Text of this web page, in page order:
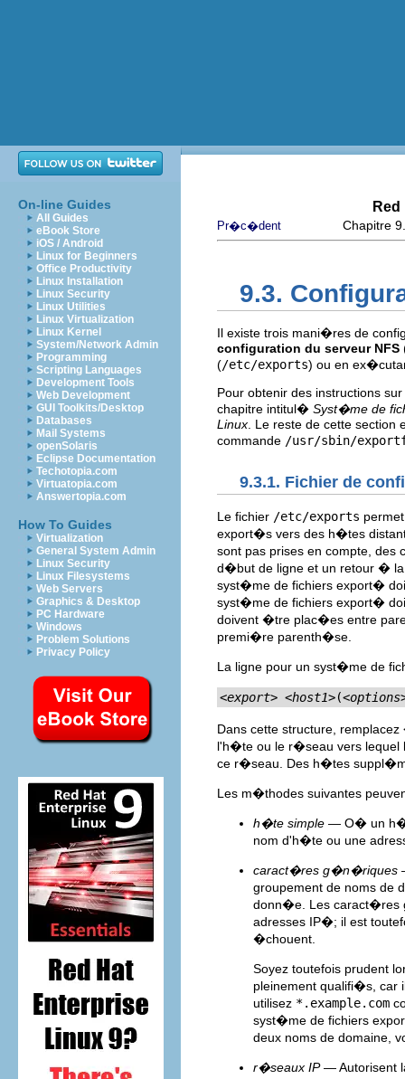
On-line Guides
All Guides
eBook Store
iOS / Android
Linux for Beginners
Office Productivity
Linux Installation
Linux Security
Linux Utilities
Linux Virtualization
Linux Kernel
System/Network Admin
Programming
Scripting Languages
Development Tools
Web Development
GUI Toolkits/Desktop
Databases
Mail Systems
openSolaris
Eclipse Documentation
Techotopia.com
Virtuatopia.com
Answertopia.com
How To Guides
Virtualization
General System Admin
Linux Security
Linux Filesystems
Web Servers
Graphics & Desktop
PC Hardware
Windows
Problem Solutions
Privacy Policy
Pr�c�dent Chapitre
9.3.
Il existe trois mani�res de
configuration du serveur NFS
(/etc/exports) ou en
Pour obtenir des instructions
chapitre intitul� Syst�me de
Linux . Le reste de cette
commande /usr/sbin/
9.3.1. Fichier de
Le fichier /etc/exports
export�s vers des h�tes
sont pas prises en compte,
d�but de ligne et un retour �
syst�me de fichiers export�
syst�me de fichiers export�
doivent �tre plac�es entre
premi�re parenth�se.
La ligne pour un syst�me de
<export> <host1>(
Dans cette structure, remplacez
l'h�te ou le r�seau vers
ce r�seau. Des h�tes
Les m�thodes suivantes
h�te simple — O� un
nom d'h�te ou une
caract�res g�n�riques
groupement de noms de
donn�e. Les caract�res
adresses IP�; il est
�chouent.
Soyez toutefois prudent
pleinement qualifi�s, car
utilisez *.example.com
syst�me de fichiers
deux noms de domaine,
r�seaux IP— Autorisent